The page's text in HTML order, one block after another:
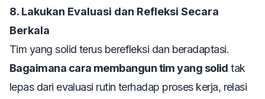
8. Lakukan Evaluasi dan Refleksi Secara
Berkala
Tim yang solid terus berefleksi dan beradaptasi.
Bagaimana cara membangun tim yang solid tak
lepas dari evaluasi rutin terhadap proses kerja, relasi